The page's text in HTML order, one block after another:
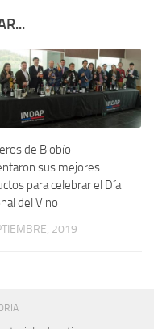
de Biobío
sus mejores
para celebrar el Día
del Vino
2019